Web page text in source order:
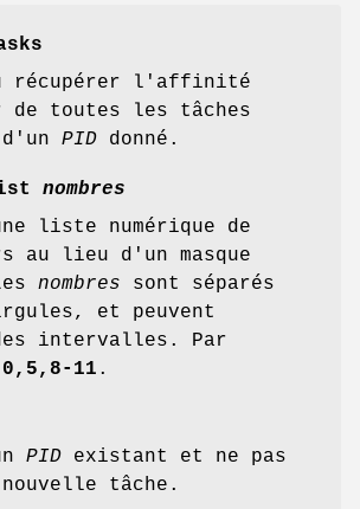
récupérer l'affinité
de toutes les tâches
PID donné.
nombres
liste numérique de
au lieu d'un masque
nombres sont séparés
et peuvent
intervalles. Par
0,5,8-11 .
PID existant et ne pas
tâche.